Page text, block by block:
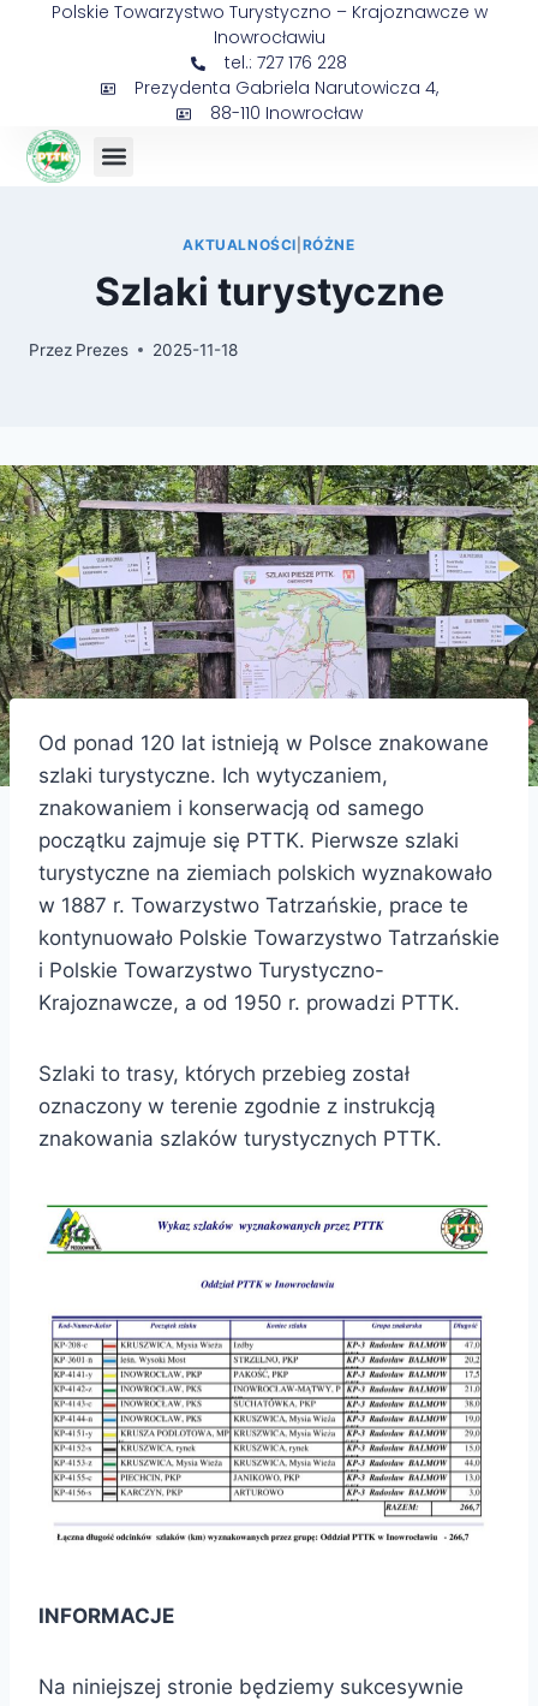
Polskie Towarzystwo Turystyczno – Krajoznawcze w
Inowrocławiu
tel.: 727 176 228
Prezydenta Gabriela Narutowicza 4,
88-110 Inowrocław
AKTUALNOŚCI RÓŻNE
Szlaki turystyczne
Przez Prezes 2025-11-18
Od ponad 120 lat istnieją w Polsce znakowane
szlaki turystyczne. Ich wytyczaniem,
znakowaniem i konserwacją od samego
początku zajmuje się PTTK. Pierwsze szlaki
turystyczne na ziemiach polskich wyznakowało
w 1887 r. Towarzystwo Tatrzańskie, prace te
kontynuowało Polskie Towarzystwo Tatrzańskie
i Polskie Towarzystwo Turystyczno-
Krajoznawcze, a od 1950 r. prowadzi PTTK.
Szlaki to trasy, których przebieg został
oznaczony w terenie zgodnie z instrukcją
znakowania szlaków turystycznych PTTK.
INFORMACJE
Na niniejszej stronie będziemy sukcesywnie